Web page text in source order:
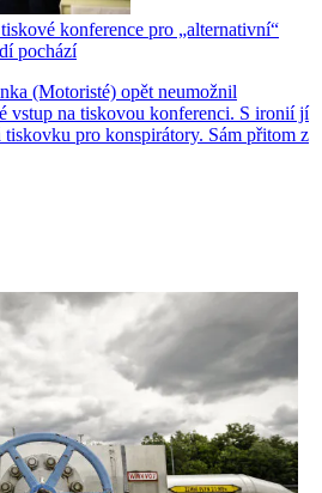
konference pro „alternativní“
pochází
(Motoristé) opět neumožnil
vstup na tiskovou konferenci. S ironií jí
tiskovku pro konspirátory. Sám přitom z